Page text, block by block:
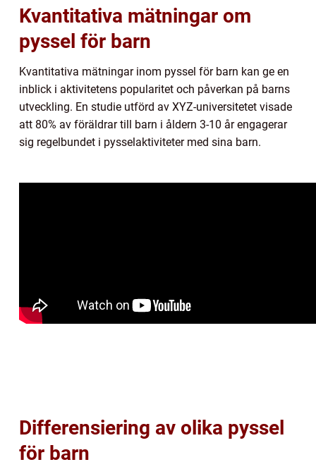
Kvantitativa mätningar om
pyssel för barn
Kvantitativa mätningar inom pyssel för barn kan ge en
inblick i aktivitetens popularitet och påverkan på barns
utveckling. En studie utförd av XYZ-universitetet visade
att 80% av föräldrar till barn i åldern 3-10 år engagerar
sig regelbundet i pysselaktiviteter med sina barn.
Differensiering av olika pyssel
för barn